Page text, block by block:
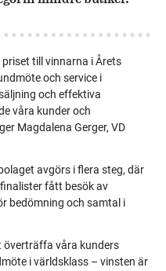
till vinnarna i Årets
och service i
och effektiva
våra kunder och
Magdalena Gerger, VD
avgörs i flera steg, där
fått besök av
bedömning och samtal i
överträffa våra kunders
i världsklass – vinsten är